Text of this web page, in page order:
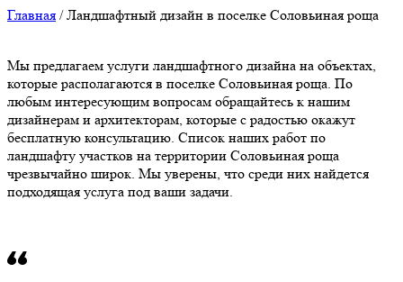
Главная /Ландшафтный дизайн в поселке Соловьиная роща
Мы предлагаем услуги ландшафтного дизайна на объектах,
которые располагаются в поселке Соловьиная роща. По
любым интересующим вопросам обращайтесь к нашим
дизайнерам и архитекторам, которые с радостью окажут
бесплатную консультацию. Список наших работ по
ландшафту участков на территории Соловьиная роща
чрезвычайно широк. Мы уверены, что среди них найдется
подходящая услуга под ваши задачи.